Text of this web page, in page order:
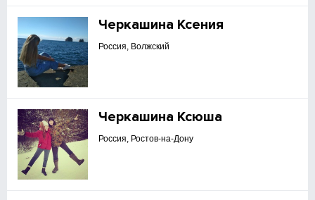
Черкашина Ксения
Россия, Волжский
Черкашина Ксюша
Россия, Ростов-на-Дону